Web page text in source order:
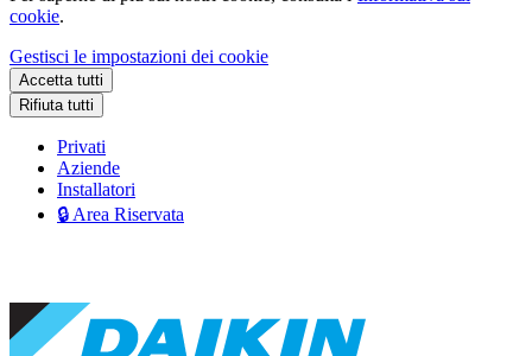
cookie.
Gestisci le impostazioni dei cookie
Accetta tutti
Rifiuta tutti
Privati
Aziende
Installatori
🔒 Area Riservata